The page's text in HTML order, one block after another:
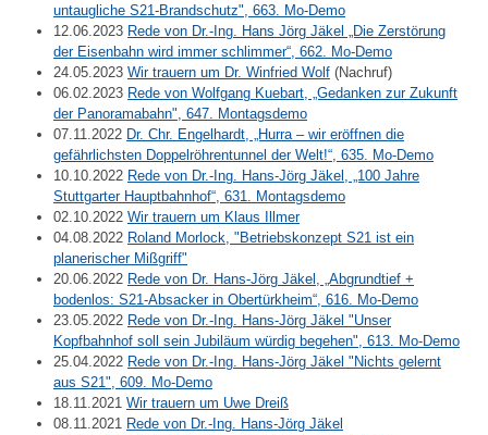
untaugliche S21-Brandschutz", 663. Mo-Demo
12.06.2023 Rede von Dr.-Ing. Hans Jörg Jäkel „Die Zerstörung
der Eisenbahn wird immer schlimmer“, 662. Mo-Demo
24.05.2023 Wir trauern um Dr. Winfried Wolf (Nachruf)
06.02.2023 Rede von Wolfgang Kuebart, „Gedanken zur Zukunft
der Panoramabahn", 647. Montagsdemo
07.11.2022 Dr. Chr. Engelhardt, „Hurra – wir eröffnen die
gefährlichsten Doppelröhrentunnel der Welt!“, 635. Mo-Demo
10.10.2022 Rede von Dr.-Ing. Hans-Jörg Jäkel, „100 Jahre
Stuttgarter Hauptbahnhof“, 631. Montagsdemo
02.10.2022 Wir trauern um Klaus Illmer
04.08.2022 Roland Morlock, "Betriebskonzept S21 ist ein
planerischer Mißgriff"
20.06.2022 Rede von Dr. Hans-Jörg Jäkel, „Abgrundtief +
bodenlos: S21-Absacker in Obertürkheim“, 616. Mo-Demo
23.05.2022 Rede von Dr.-Ing. Hans-Jörg Jäkel "Unser
Kopfbahnhof soll sein Jubiläum würdig begehen", 613. Mo-Demo
25.04.2022 Rede von Dr.-Ing. Hans-Jörg Jäkel "Nichts gelernt
aus S21", 609. Mo-Demo
18.11.2021 Wir trauern um Uwe Dreiß
08.11.2021 Rede von Dr.-Ing. Hans-Jörg Jäkel